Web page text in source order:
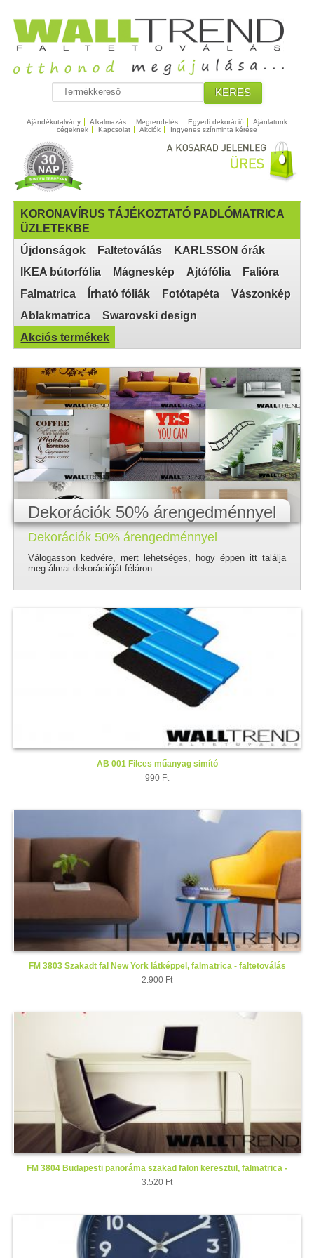
KERES
Ajándékutalvány Alkalmazás Megrendelés Egyedi dekoráció
Ajánlatunk
cégeknek
Kapcsolat Akciók Ingyenes színminta kérése
KORONAVÍRUS TÁJÉKOZTATÓ PADLÓMATRICA
ÜZLETEKBE
Újdonságok
Faltetoválás
KARLSSON órák
IKEA bútorfólia
Mágneskép Ajtófólia
Falióra
Falmatrica
Írható fóliák Fotótapéta
Vászonkép
Ablakmatrica
Swarovski design
Akciós termékek
Dekorációk 50% árengedménnyel
Dekorációk 50% árengedménnyel
Válogasson kedvére, mert lehetséges, hogy éppen itt találja
meg álmai dekorációját féláron.
AB 001 Filces műanyag simító
990 Ft
FM 3803 Szakadt fal New York látképpel, falmatrica - faltetoválás
2.900 Ft
FM 3804 Budapesti panoráma szakad falon keresztül, falmatrica -
faltetoválás.
3.520 Ft